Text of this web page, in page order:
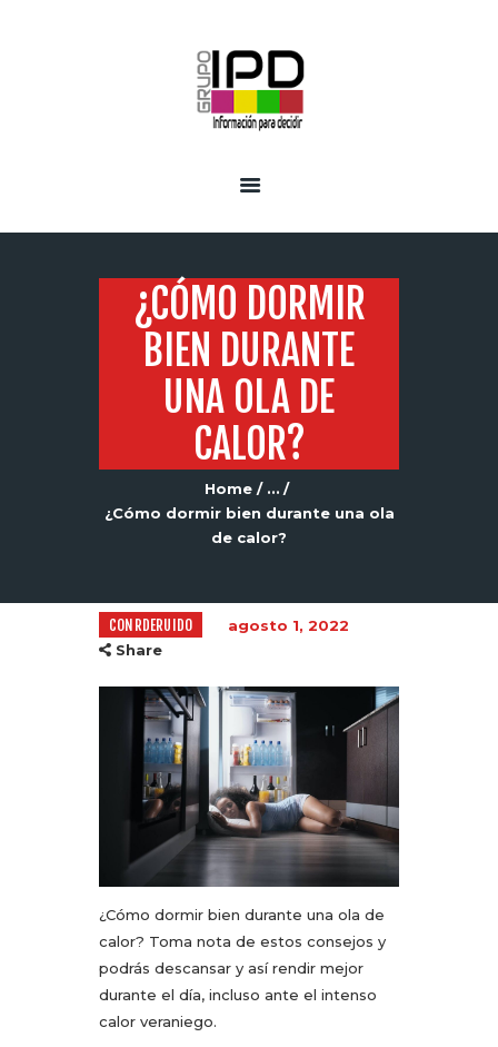
¿CÓMO DORMIR
BIEN DURANTE
UNA OLA DE
CALOR?
Home
...
¿Cómo dormir bien durante una ola
de calor?
CONRDERUIDO
agosto 1, 2022
Share
¿Cómo dormir bien durante una ola de
calor? Toma nota de estos consejos y
podrás descansar y así rendir mejor
durante el día, incluso ante el intenso
calor veraniego.